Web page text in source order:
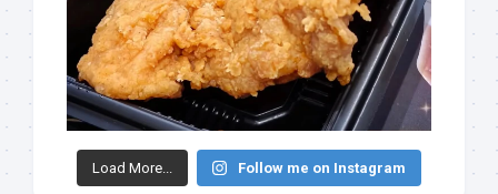
Load More... Follow me on Instagram